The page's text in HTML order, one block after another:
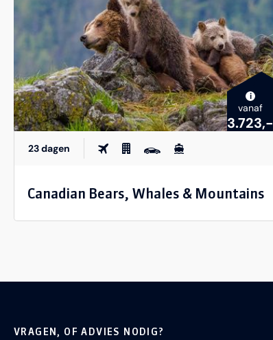
i
vanaf
3.723,-
23 dagen
Canadian Bears, Whales & Mountains
VRAGEN, OF ADVIES NODIG?